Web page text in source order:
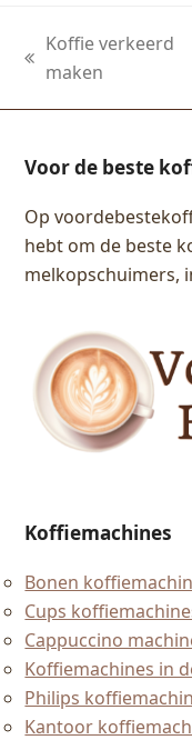
previous
Koffie verkeerd
maken
Voor de beste
Op
hebt om de beste
melkopschuimers,
Koffiemachines
Bonen
Cups
Cappuccino
Koffiemachines in
Philips
Kantoor